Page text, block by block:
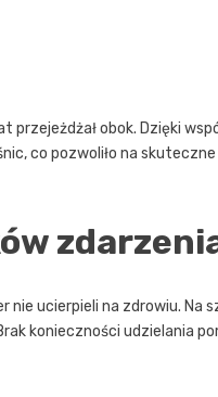
obok. Dzięki
co pozwoliło na
ucierpieli na zdrowiu. Na
konieczności udzielania